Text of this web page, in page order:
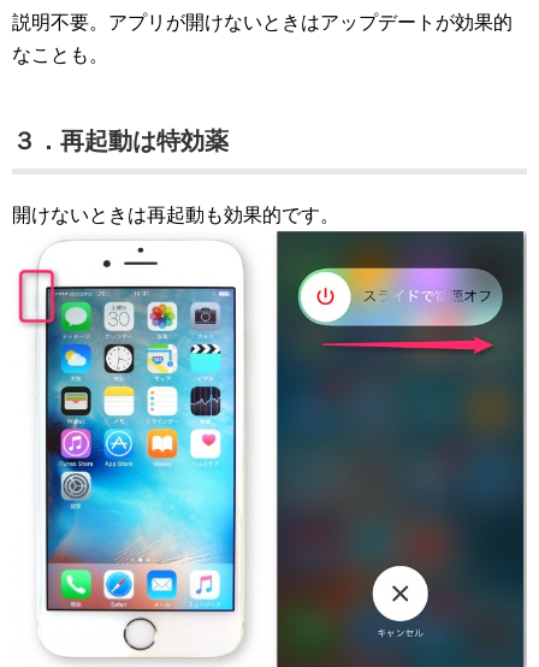
説明不要。アプリが開けないときはアップデートが効果的
なことも。
３．再起動は特効薬
開けないときは再起動も効果的です。